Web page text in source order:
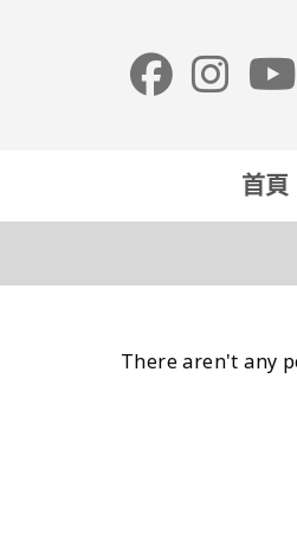
首頁
There aren't any